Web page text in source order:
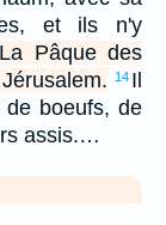
et ils n'y
La Pâque des
14 Il
boeufs, de
assis.…